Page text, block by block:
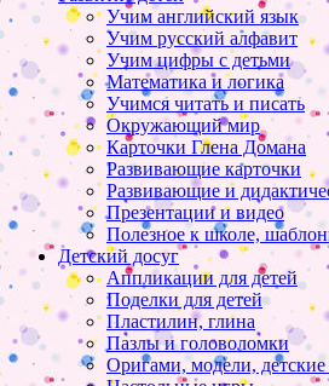
Учим английский язык
Учим русский алфавит
Учим цифры с детьми
Математика и логика
Учимся читать и писать
Окружающий мир
Карточки Глена Домана
Развивающие карточки
Развивающие и
Презентации и видео
Полезное к школе,
Детский досуг
Аппликации для детей
Поделки для детей
Пластилин, глина
Пазлы и головоломки
Оригами, модели,